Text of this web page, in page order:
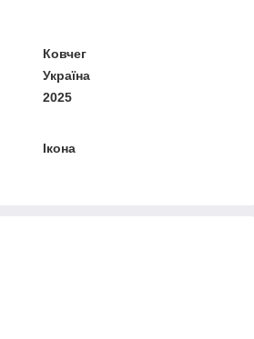
Ковчег
Україна
2025
Ікона